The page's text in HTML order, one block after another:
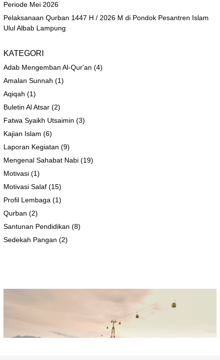
Periode Mei 2026
Pelaksanaan Qurban 1447 H / 2026 M di Pondok Pesantren Islam
Ulul Albab Lampung
KATEGORI
Adab Mengemban Al-Qur'an (4)
Amalan Sunnah (1)
Aqiqah (1)
Buletin Al Atsar (2)
Fatwa Syaikh Utsaimin (3)
Kajian Islam (6)
Laporan Kegiatan (9)
Mengenal Sahabat Nabi (19)
Motivasi (1)
Motivasi Salaf (15)
Profil Lembaga (1)
Qurban (2)
Santunan Pendidikan (8)
Sedekah Pangan (2)